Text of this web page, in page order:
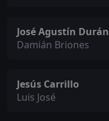
José Agustín Durán
Damián Briones
Jesús Carrillo
Luis José